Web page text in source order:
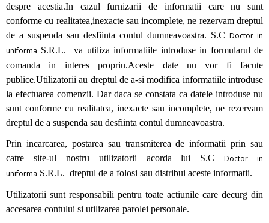
despre acestia.In cazul furnizarii de informatii care nu sunt
conforme cu realitatea,inexacte sau incomplete, ne rezervam dreptul
de a suspenda sau desfiinta contul dumneavoastra. S.C Doctor in
uniforma S.R.L. va utiliza informatiile introduse in formularul de
comanda in interes propriu.Aceste date nu vor fi facute
publice.Utilizatorii au dreptul de a-si modifica informatiile introduse
la efectuarea comenzii. Dar daca se constata ca datele introduse nu
sunt conforme cu realitatea, inexacte sau incomplete, ne rezervam
dreptul de a suspenda sau desfiinta contul dumneavoastra.
Prin incarcarea, postarea sau transmiterea de informatii prin sau
catre site-ul nostru utilizatorii acorda lui S.CDoctor in
uniforma S.R.L. dreptul de a folosi sau distribui aceste informatii.
Utilizatorii sunt responsabili pentru toate actiunile care decurg din
accesarea contului si utilizarea parolei personale.